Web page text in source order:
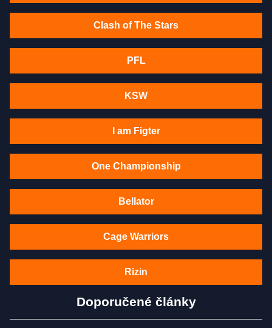
Clash of The Stars
PFL
KSW
I am Figter
One Championship
Bellator
Cage Warriors
Rizin
Doporučené články